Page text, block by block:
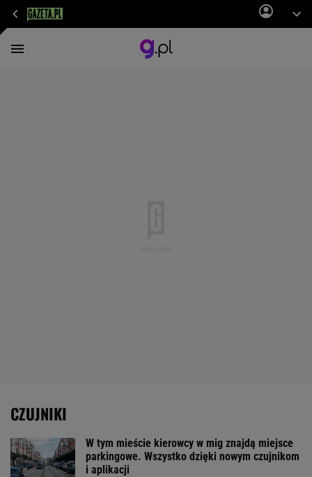
CZUJNIKI
W tym mieście kierowcy w mig znajdą miejsce
parkingowe. Wszystko dzięki nowym czujnikom
i aplikacji